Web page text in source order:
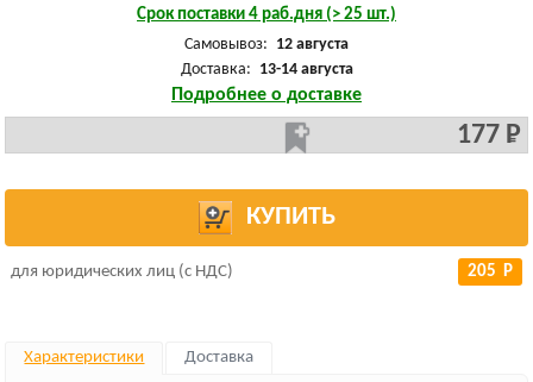
Срок поставки 4 раб.дня (> 25 шт.)
Самовывоз: 12 августа
Доставка: 13-14 августа
Подробнее о доставке
177 Р
КУПИТЬ
для юридических лиц (с НДС) 205 Р
Характеристики Доставка